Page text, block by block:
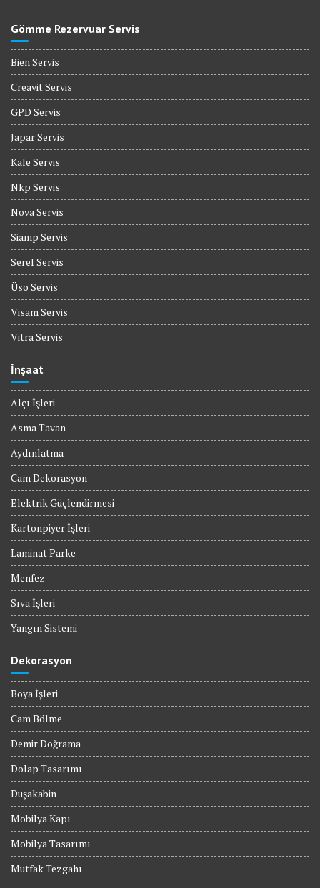
Gömme Rezervuar Servis
Bien Servis
Creavit Servis
GPD Servis
Japar Servis
Kale Servis
Nkp Servis
Nova Servis
Siamp Servis
Serel Servis
Üso Servis
Visam Servis
Vitra Servis
İnşaat
Alçı İşleri
Asma Tavan
Aydınlatma
Cam Dekorasyon
Elektrik Güçlendirmesi
Kartonpiyer İşleri
Laminat Parke
Menfez
Sıva İşleri
Yangın Sistemi
Dekorasyon
Boya İşleri
Cam Bölme
Demir Doğrama
Dolap Tasarımı
Duşakabin
Mobilya Kapı
Mobilya Tasarımı
Mutfak Tezgahı